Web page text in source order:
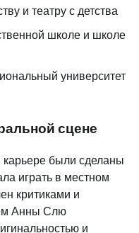
и театру с детства
школе и школе
университет
сцене
были сделаны
играть в местном
критиками и
Анны Слю
и